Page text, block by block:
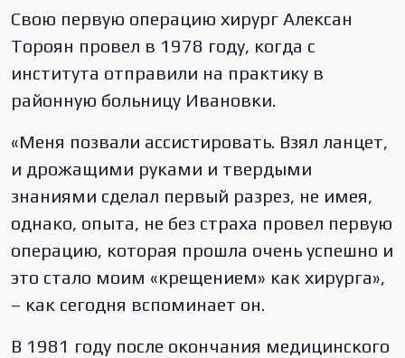
Свою первую операцию хирург Алексан
Тороян провел в 1978 году, когда с
института отправили на практику в
районную больницу Ивановки.
«Меня позвали ассистировать. Взял ланцет,
и дрожащими руками и твердыми
знаниями сделал первый разрез, не имея,
однако, опыта, не без страха провел первую
операцию, которая прошла очень успешно и
это стало моим «крещением» как хирурга»,
– как сегодня вспоминает он.
В 1981 году после окончания медицинского